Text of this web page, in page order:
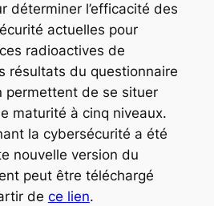
déterminer l’efficacité des
actuelles pour
radioactives de
résultats du questionnaire
permettent de se situer
maturité à cinq niveaux.
la cybersécurité a été
nouvelle version du
peut être téléchargé
de ce lien.